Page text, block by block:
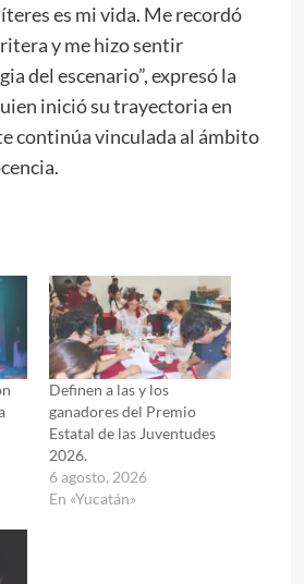
es mi vida. Me recordó
y me hizo sentir
del escenario”, expresó la
inició su trayectoria en
continúa vinculada al ámbito
Definen a las y los
ganadores del Premio
Estatal de las Juventudes
2026.
6 agosto, 2026
En «Yucatán»